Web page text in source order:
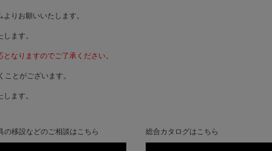
りお願いいたします。
ます。
なりますのでご了承ください。
とがございます。
ます。
の移設などのご相談はこちら 総合カタログはこちら